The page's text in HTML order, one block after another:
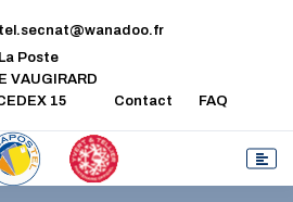
Poste
VAUGIRARD
15
Contact FAQ